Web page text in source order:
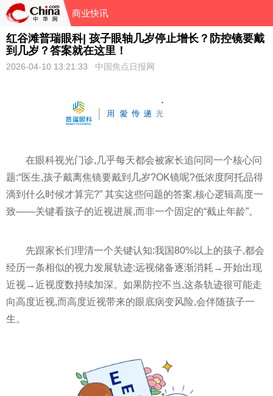
商业快讯
红谷滩普瑞眼科| 孩子眼轴几岁停止增长？防控镜要戴
到几岁？答案就在这里！
2026-04-10 13:21:33 中国焦点日报网
在眼科视光门诊,几乎每天都会被家长追问同一个核心问
题:“医生,孩子戴离焦镜要戴到几岁?OK镜呢?低浓度阿托品得
滴到什么时候才算完?” 其实这些问题的答案,核心逻辑高度一
致——关键看孩子的近视进展,而非一个固定的“截止年龄”。
先跟家长们理清一个关键认知:我国80%以上的孩子,都会
经历一条相似的视力发展轨迹:远视储备逐渐消耗→开始出现
近视→近视度数持续加深。如果防控不当,这条轨迹很可能走
向高度近视,而高度近视带来的眼底病变风险,会伴随孩子一
生。